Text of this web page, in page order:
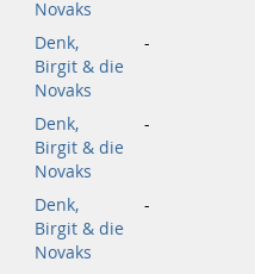
Novaks
Denk,
Birgit & die
Novaks
-
Denk,
Birgit & die
Novaks
-
Denk,
Birgit & die
Novaks
-